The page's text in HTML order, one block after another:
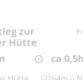
zur
Hütte
ca 0,5h